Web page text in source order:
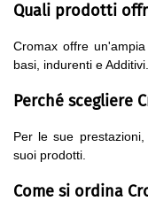
Quali prodotti
Cromax offre
basi, indurenti e Additivi.
Perché scegliere
Per le sue
suoi prodotti.
Come si ordina